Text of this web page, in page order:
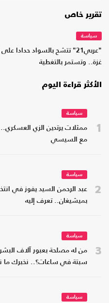
تقرير خاص
سياسة
"عربي21" تتشح بالسواد
غزة.. وتستمر بالتغطية
الأكثر قراءة اليوم
1
سياسة
ممثلات يرتدين الزي
مع السيسي
2
سياسة
عبد الرحمن السيد يفوز في
بميشيغان.. تعرف إليه
3
سياسة
من له مصلحة بعبور آلاف
سبتة في ساعات؟.. نخبرك ما
سياسة